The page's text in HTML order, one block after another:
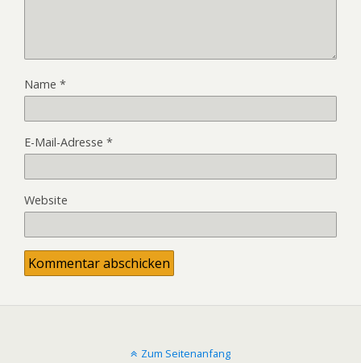
Name *
E-Mail-Adresse *
Website
Zum Seitenanfang